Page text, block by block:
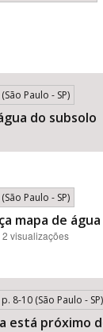
Paulo - SP)
do subsolo
Paulo - SP)
mapa de
visualizações
8-10 (São Paulo - SP)
está próximo